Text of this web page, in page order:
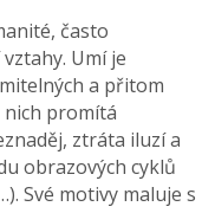
často
Umí je
a přitom
nich promítá
ztráta iluzí a
obrazových cyklů
Své motivy maluje s